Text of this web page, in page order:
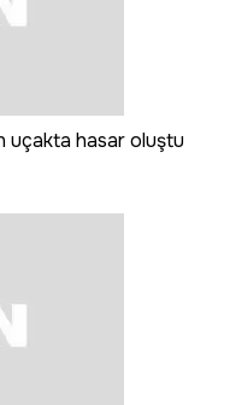
uçakta hasar oluştu